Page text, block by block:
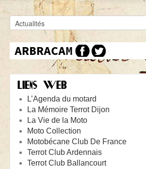
LIENS WEB
L’Agenda du motard
La Mémoire Terrot Dijon
La Vie de la Moto
Moto Collection
Motobécane Club De France
Terrot Club Ardennais
Terrot Club Ballancourt